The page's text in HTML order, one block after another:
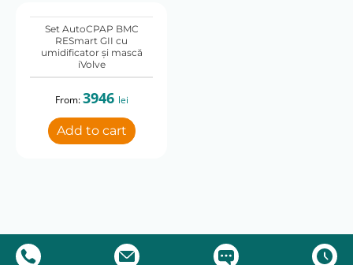
Da
Monitorizare la distanță
Nivel sunet
30 dB
Da
Set AutoCPAP BMC
RESmart GII cu
umidificator și mască
iVolve
From:3946 lei
Add to cart